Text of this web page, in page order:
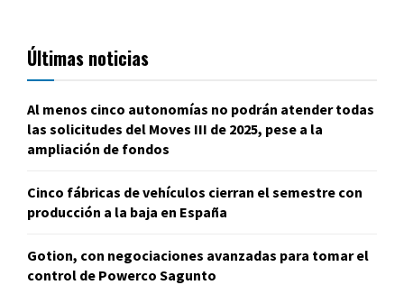
Últimas noticias
Al menos cinco autonomías no podrán atender todas
las solicitudes del Moves III de 2025, pese a la
ampliación de fondos
Cinco fábricas de vehículos cierran el semestre con
producción a la baja en España
Gotion, con negociaciones avanzadas para tomar el
control de Powerco Sagunto